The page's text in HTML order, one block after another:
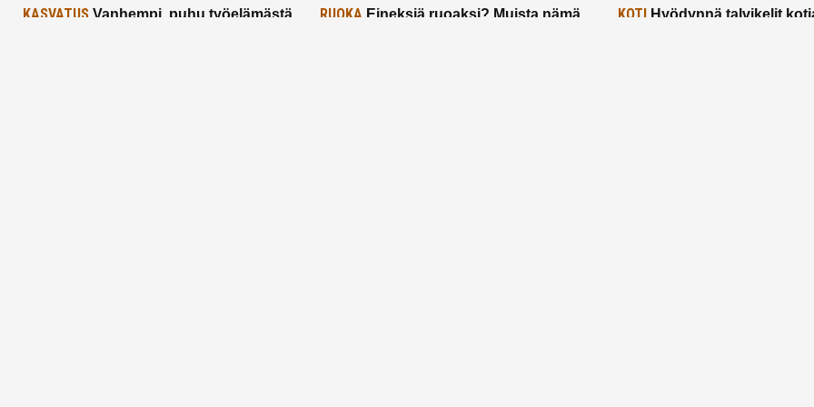
KASVATUS Vanhempi, puhu työelämästä
RUOKA Eineksiä ruoaksi? Muista nämä
KOTIHyödynnä talvikelit